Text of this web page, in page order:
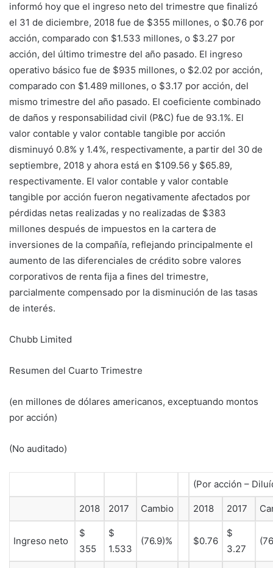
informó hoy que el ingreso neto del trimestre que finalizó
el 31 de diciembre, 2018 fue de $355 millones, o $0.76 por
acción, comparado con $1.533 millones, o $3.27 por
acción, del último trimestre del año pasado. El ingreso
operativo básico fue de $935 millones, o $2.02 por acción,
comparado con $1.489 millones, o $3.17 por acción, del
mismo trimestre del año pasado. El coeficiente combinado
de daños y responsabilidad civil (P&C) fue de 93.1%. El
valor contable y valor contable tangible por acción
disminuyó 0.8% y 1.4%, respectivamente, a partir del 30 de
septiembre, 2018 y ahora está en $109.56 y $65.89,
respectivamente. El valor contable y valor contable
tangible por acción fueron negativamente afectados por
pérdidas netas realizadas y no realizadas de $383
millones después de impuestos en la cartera de
inversiones de la compañía, reflejando principalmente el
aumento de las diferenciales de crédito sobre valores
corporativos de renta fija a fines del trimestre,
parcialmente compensado por la disminución de las tasas
de interés.
Chubb Limited
Resumen del Cuarto Trimestre
(en millones de dólares americanos, exceptuando montos
por acción)
(No auditado)
(Por acción –
2018 2017 Cambio 2018 2017
Ingreso neto
$
355
$
1.533
(76.9)% $0.76
$
3.27